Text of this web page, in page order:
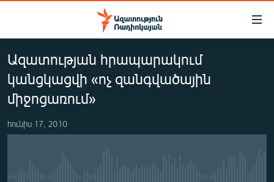
Մատչելիության
հիմնական
բովանդակությանը
Անցնել
հիմնական
մենյուին
Որոնում
ԱԶԱՏՈՒԹՅՈՒՆ TV
ՀԱՅԱՍՏԱՆ
ՔԱՂԱՔԱԿԱՆ
ԸՆՏՐՈՒԹՅՈՒՆՆԵՐ 2026
Ազատության հրապարակում
կանցկացվի «ոչ զանգվածային
միջոցառում»
հունիս 17, 2010